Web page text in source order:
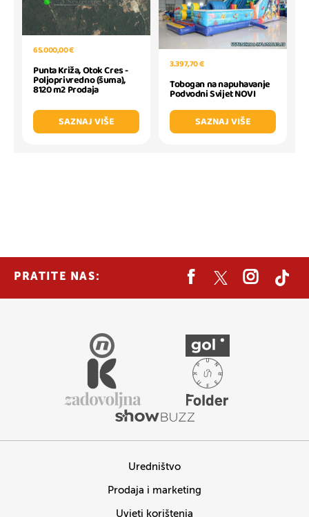
65.000,00 €
Punta Križa, Otok Cres -
Poljoprivredno (šuma),
8120 m2 Prodaja
SAZNAJ VIŠE
3.397,70 €
Tobogan na napuhavanje
Podvodni Svijet NOVI
SAZNAJ VIŠE
PRATITE NAS:
Uredništvo
Prodaja i marketing
Uvjeti korištenja